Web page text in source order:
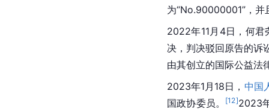
为“No.90000001”，并
2022年11月4日，何
决，判决驳回原告的诉
由其创立的国际公益法
2023年1月18日， 中国
国政协委员。
[12]2023